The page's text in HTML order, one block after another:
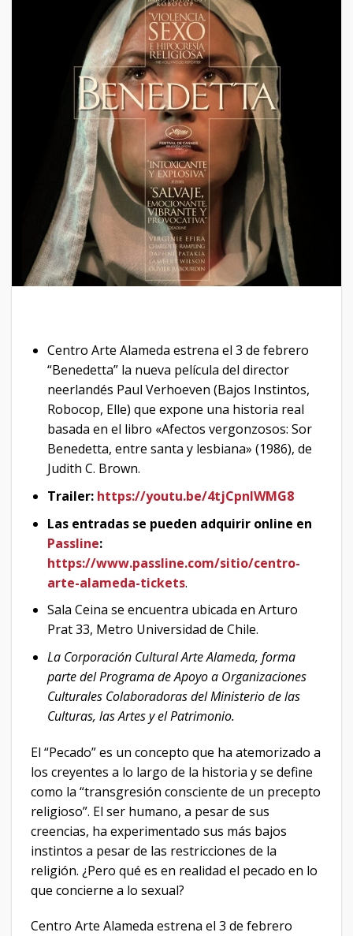
Centro Arte Alameda estrena el 3 de febrero
“Benedetta” la nueva película del director
neerlandés Paul Verhoeven (Bajos Instintos,
Robocop, Elle) que expone una historia real
basada en el libro «Afectos vergonzosos: Sor
Benedetta, entre santa y lesbiana» (1986), de
Judith C. Brown.
Trailer: https://youtu.be/4tjCpnlWMG8
Las entradas se pueden adquirir online en
Passline:
https://www.passline.com/sitio/centro-
arte-alameda-tickets.
Sala Ceina se encuentra ubicada en Arturo
Prat 33, Metro Universidad de Chile.
La Corporación Cultural Arte Alameda, forma
parte del Programa de Apoyo a Organizaciones
Culturales Colaboradoras del Ministerio de las
Culturas, las Artes y el Patrimonio.
El “Pecado” es un concepto que ha atemorizado a
los creyentes a lo largo de la historia y se define
como la “transgresión consciente de un precepto
religioso”. El ser humano, a pesar de sus
creencias, ha experimentado sus más bajos
instintos a pesar de las restricciones de la
religión. ¿Pero qué es en realidad el pecado en lo
que concierne a lo sexual?
Centro Arte Alameda estrena el 3 de febrero